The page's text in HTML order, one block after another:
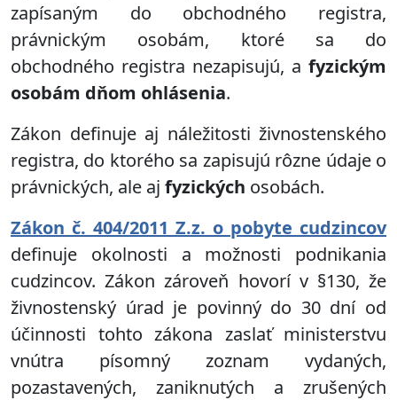
zapísaným do obchodného registra,
právnickým osobám, ktoré sa do
obchodného registra nezapisujú, a fyzickým
osobám dňom ohlásenia.
Zákon definuje aj náležitosti živnostenského
registra, do ktorého sa zapisujú rôzne údaje o
právnických, ale aj fyzických osobách.
Zákon č. 404/2011 Z.z. o pobyte cudzincov
definuje okolnosti a možnosti podnikania
cudzincov. Zákon zároveň hovorí v §130, že
živnostenský úrad je povinný do 30 dní od
účinnosti tohto zákona zaslať ministerstvu
vnútra písomný zoznam vydaných,
pozastavených, zaniknutých a zrušených